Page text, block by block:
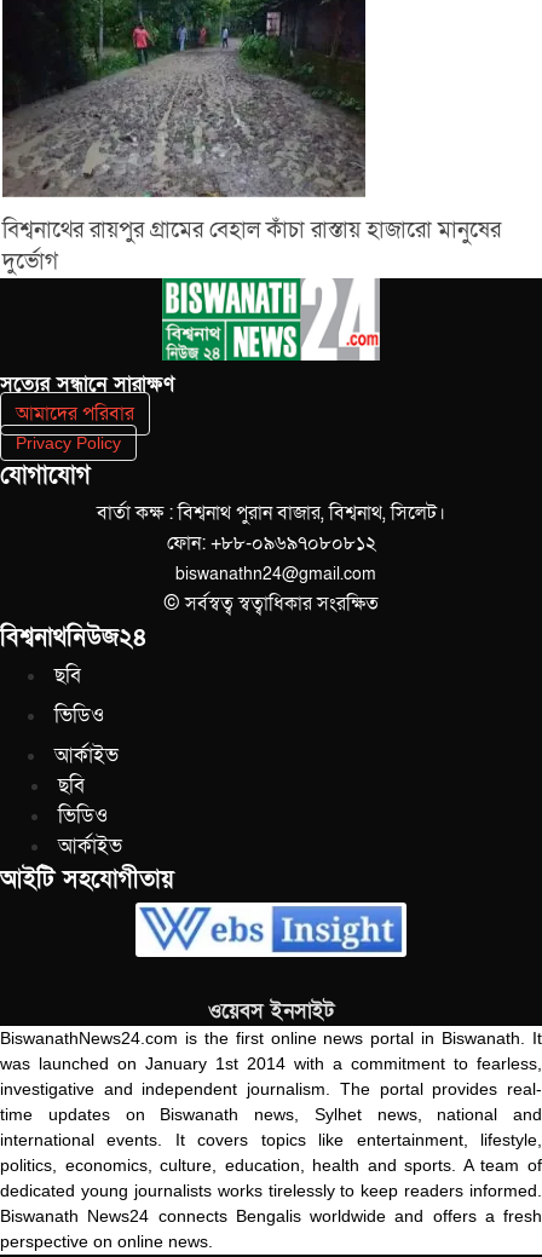
বিশ্বনাথের রায়পুর গ্রামের বেহাল কাঁচা রাস্তায় হাজারো মানুষের
দুর্ভোগ
সত‌্যের সন্ধানে সারাক্ষণ
আমাদের পরিবার
Privacy Policy
যোগাযোগ
বার্তা কক্ষ : বিশ্বনাথ পুরান বাজার, বিশ্বনাথ, সিলেট।
ফোন: +৮৮-০৯৬৯৭০৮০৮১২
biswanathn24@gmail.com
© সর্বস্বত্ব স্বত্বাধিকার সংরক্ষিত
বিশ্বনাথনিউজ২৪
ছবি
ভিডিও
আর্কাইভ
ছবি
ভিডিও
আর্কাইভ
আইটি সহযোগীতায়
ওয়েবস ইনসাইট
BiswanathNews24.com is the first online news portal in Biswanath. It
was launched on January 1st 2014 with a commitment to fearless,
investigative and independent journalism. The portal provides real-
time updates on Biswanath news, Sylhet news, national and
international events. It covers topics like entertainment, lifestyle,
politics, economics, culture, education, health and sports. A team of
dedicated young journalists works tirelessly to keep readers informed.
Biswanath News24 connects Bengalis worldwide and offers a fresh
perspective on online news.